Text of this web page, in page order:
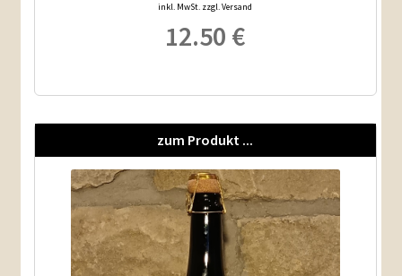
inkl. MwSt. zzgl. Versand
12.50 €
zum Produkt ...